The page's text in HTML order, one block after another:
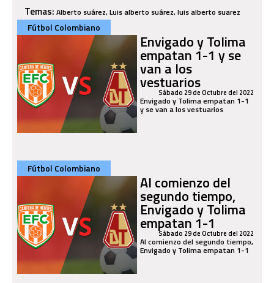
Temas: Alberto suárez, Luis alberto suárez, ‪luis alberto suarez
Fútbol Colombiano
Envigado y Tolima
empatan 1-1 y se
van a los
vestuarios
Sábado 29 de Octubre del 2022
Envigado y Tolima empatan 1-1
y se van a los vestuarios
Fútbol Colombiano
Al comienzo del
segundo tiempo,
Envigado y Tolima
empatan 1-1
Sábado 29 de Octubre del 2022
Al comienzo del segundo tiempo,
Envigado y Tolima empatan 1-1